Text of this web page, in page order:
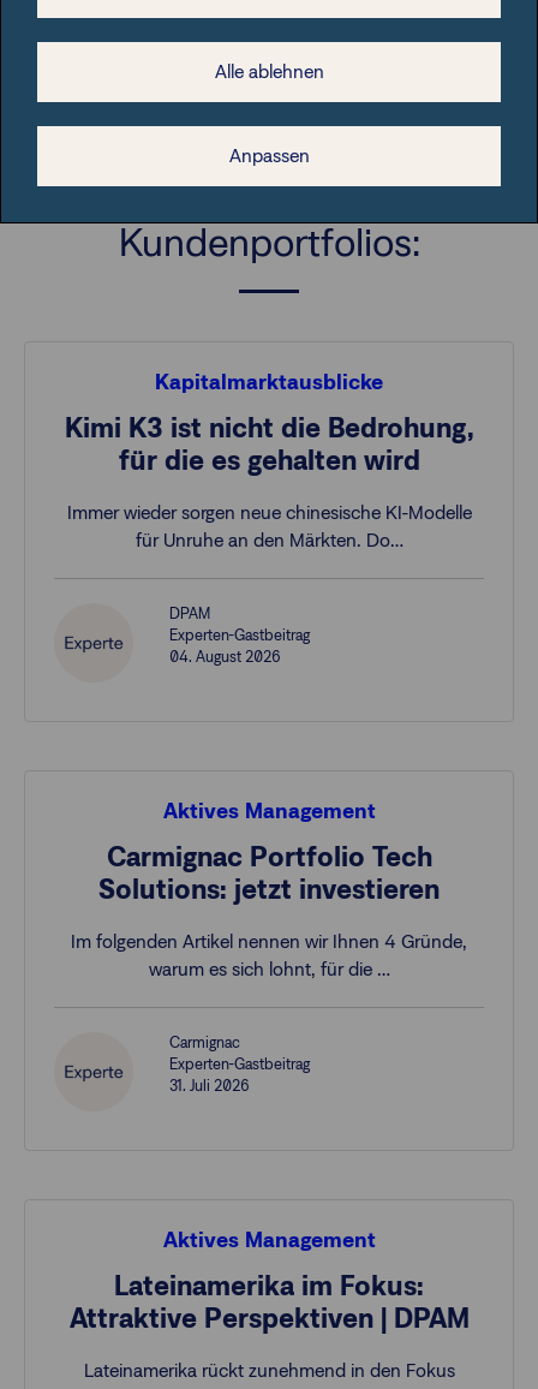
GmbH (FFB) übernimmt dafür keine Haftung.
Strategien für Ihre
Kundenportfolios:
Kapitalmarktausblicke
Kimi K3 ist nicht die Bedrohung,
für die es gehalten wird
Immer wieder sorgen neue chinesische KI-Modelle
für Unruhe an den Märkten. Do…
DPAM
Experten-Gastbeitrag
04. August 2026
Aktives Management
Carmignac Portfolio Tech
Solutions: jetzt investieren
Im folgenden Artikel nennen wir Ihnen 4 Gründe,
warum es sich lohnt, für die …
Carmignac
Experten-Gastbeitrag
31. Juli 2026
Aktives Management
Lateinamerika im Fokus:
Attraktive Perspektiven | DPAM
Lateinamerika rückt zunehmend in den Fokus
Alle ablehnen
Anpassen